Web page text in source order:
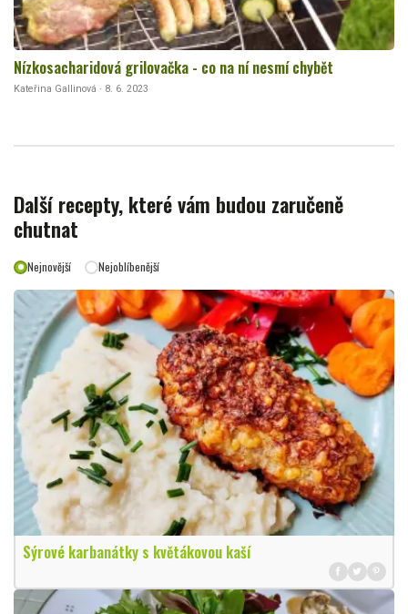
Nízkosacharidová grilovačka - co na ní nesmí chybět
Kateřina Gallinová · 8. 6. 2023
Další recepty, které vám budou zaručeně
chutnat
Nejnovější Nejoblíbenější
Sýrové karbanátky s květákovou kaší